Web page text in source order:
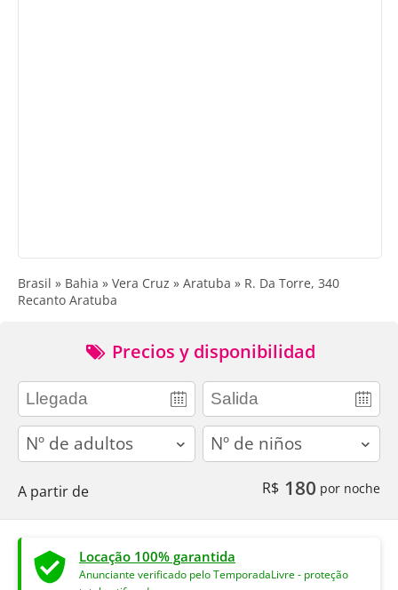
Brasil » Bahia » Vera Cruz » Aratuba » R. Da Torre, 340
Recanto Aratuba
Precios y disponibilidad
adults children
A partir de R$ 180 por noche
Locação 100% garantida
Anunciante verificado pelo TemporadaLivre - proteção